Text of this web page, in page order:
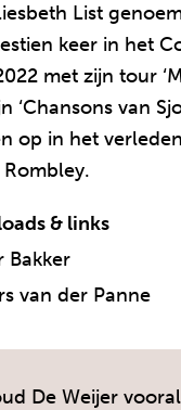
List
keer in het
met zijn tour
‘Chansons van
op in het
Rombley.
& links
Bakker
van der Panne
De Weijer